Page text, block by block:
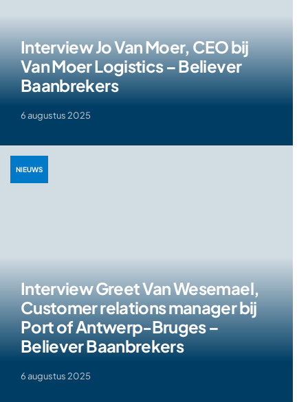
Interview Jo Van Moer, CEO bij
Van Moer Logistics – Believer
Baanbrekers
6 augustus 2025
Interview Greet Van Wesemael,
Customer relations manager bij
Port of Antwerp-Bruges –
Believer Baanbrekers
6 augustus 2025
NIEUWS